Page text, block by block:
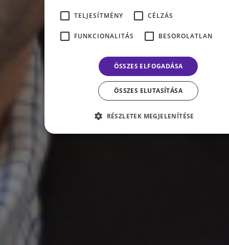
TELJESÍTMÉNY CÉLZÁS
FUNKCIONALITÁS BESOROLATLAN
ÖSSZES ELFOGADÁSA
ÖSSZES ELUTASÍTÁSA
RÉSZLETEK MEGJELENÍTÉSE